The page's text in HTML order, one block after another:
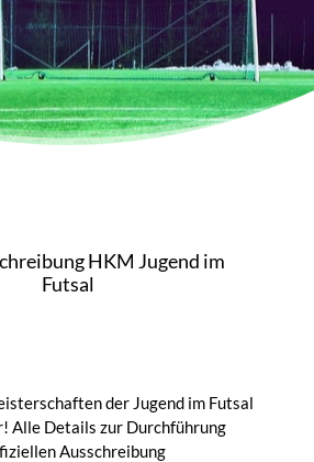
HKM Jugend im
Futsal
der Jugend im Futsal
Alle Details zur Durchführung
Ausschreibung